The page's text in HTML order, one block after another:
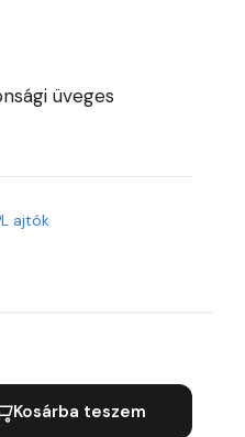
üveges
ajtók
Kosárba teszem